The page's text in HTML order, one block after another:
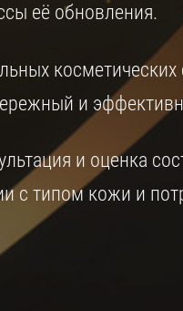
её обновления.
косметических
и
и оценка
с типом кожи и